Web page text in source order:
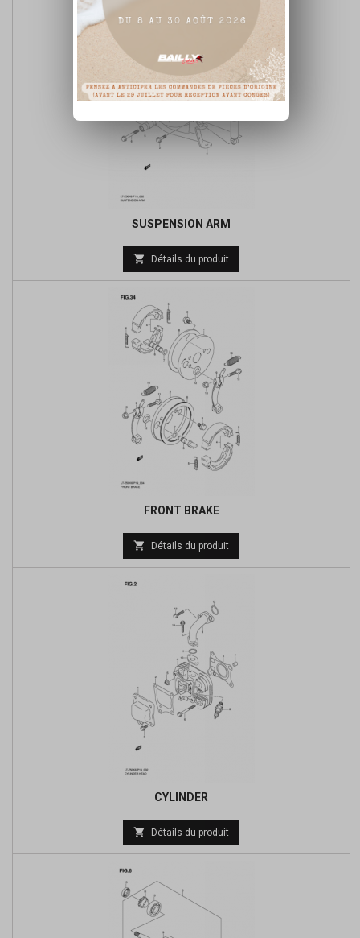
SUSPENSION ARM
Prix
de
 Détails du produit
FRONT BRAKE
Prix
de
 Détails du produit
CYLINDER
Prix
de
 Détails du produit